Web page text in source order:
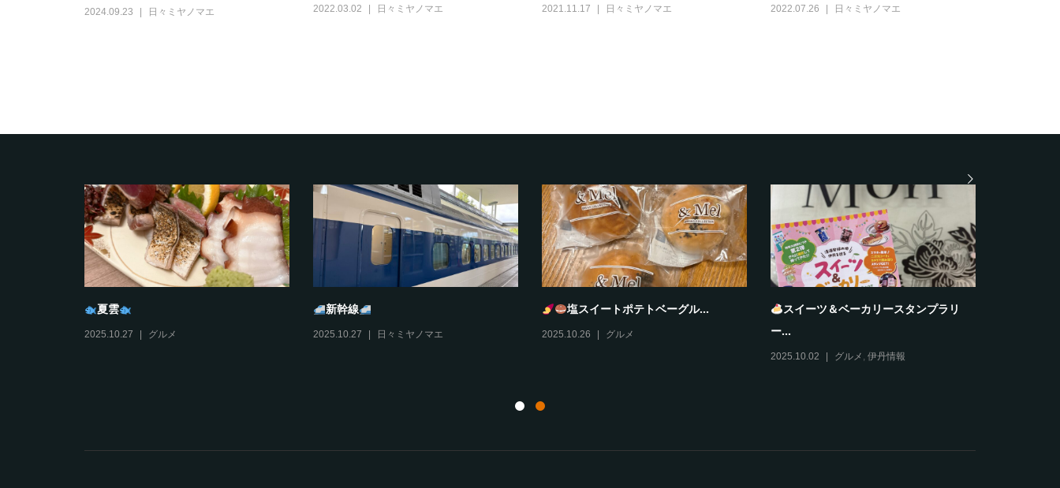
2024.09.23 日々ミヤノマエ 2022.03.02 日々ミヤノマエ 2021.11.17 日々ミヤノマエ 2022.07.26 日々ミヤノマエ
おすそわけ
2025.12.11 日々ミヤノマエ
びすとろどあ
2025.12.10 グルメ ,伊丹情報
風丹
2025.10.29 グルメ
大阪ふぐ太郎
2025.10.28